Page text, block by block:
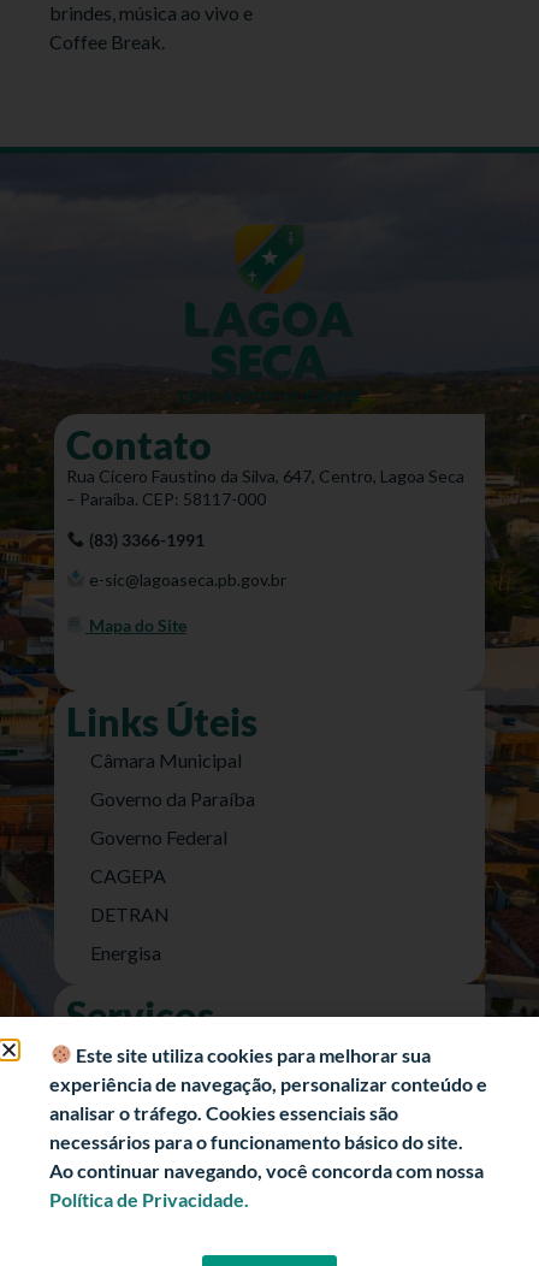
brindes, música ao vivo e
Coffee Break.
Contato
Rua Cícero Faustino da Silva, 647, Centro, Lagoa Seca
– Paraíba. CEP: 58117-000
(83) 3366-1991
e-sic@lagoaseca.pb.gov.br
Mapa do Site
Links Úteis
Câmara Municipal
Governo da Paraíba
Governo Federal
CAGEPA
DETRAN
Energisa
Serviços
Nota Fiscal Eletrônica
e-SIC (Acesso a Informação)
Transparência Fiscal
História
Informações Turísticas
Este site utiliza cookies para melhorar sua
experiência de navegação, personalizar conteúdo e
analisar o tráfego. Cookies essenciais são
necessários para o funcionamento básico do site.
Ao continuar navegando, você concorda com nossa
Política de Privacidade.